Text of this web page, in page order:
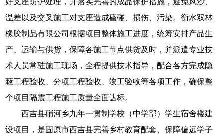
温差以及交叉施工对支座造成磕碰、损伤、污染。衡水双林
橡胶制品有限公司根据项目整体施工进度，统筹安排产品生
产、运输与供货，保障各施工节点供货及时，并派遣专业技
术人员常驻施工现场，全程提供技术指导，配合各方完成隐
蔽工程验收、分项工程验收、竣工验收等各项工作，确保整
个项目隔震工程施工质量全面达标。
西吉县硝河乡九年一贯制学校（中学部）学生宿舍楼建
设项目，是固原市西吉县完善乡村教育配套、保障偏远学子